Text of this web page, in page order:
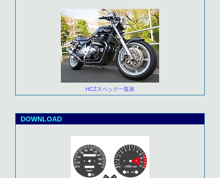
HCZスペック一覧表
DOWNLOAD